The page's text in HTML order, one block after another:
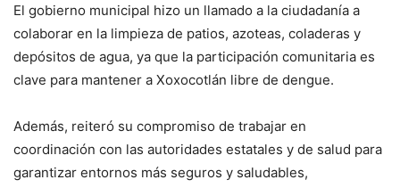
El gobierno municipal hizo un llamado a la ciudadanía a
colaborar en la limpieza de patios, azoteas, coladeras y
depósitos de agua, ya que la participación comunitaria es
clave para mantener a Xoxocotlán libre de dengue.
Además, reiteró su compromiso de trabajar en
coordinación con las autoridades estatales y de salud para
garantizar entornos más seguros y saludables,